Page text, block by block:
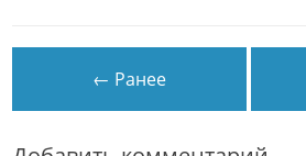
← Ранее